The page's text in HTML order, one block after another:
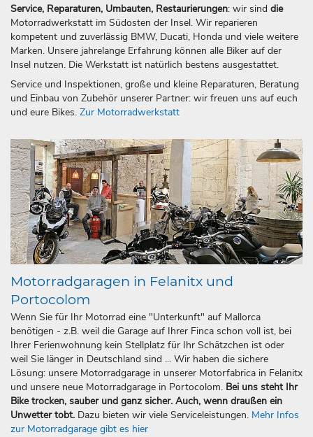
Service, Reparaturen, Umbauten, Restaurierungen: wir sind die
Motorradwerkstatt im Südosten der Insel. Wir reparieren
kompetent und zuverlässig BMW, Ducati, Honda und viele weitere
Marken. Unsere jahrelange Erfahrung können alle Biker auf der
Insel nutzen. Die Werkstatt ist natürlich bestens ausgestattet.
Service und Inspektionen, große und kleine Reparaturen, Beratung
und Einbau von Zubehör unserer Partner: wir freuen uns auf euch
und eure Bikes. Zur Motorradwerkstatt
Motorradgaragen in Felanitx und
Portocolom
Wenn Sie für Ihr Motorrad eine "Unterkunft" auf Mallorca
benötigen - z.B. weil die Garage auf Ihrer Finca schon voll ist, bei
Ihrer Ferienwohnung kein Stellplatz für Ihr Schätzchen ist oder
weil Sie länger in Deutschland sind ... Wir haben die sichere
Lösung: unsere Motorradgarage in unserer Motorfabrica in Felanitx
und unsere neue Motorradgarage in Portocolom. Bei uns steht Ihr
Bike trocken, sauber und ganz sicher. Auch, wenn draußen ein
Unwetter tobt. Dazu bieten wir viele Serviceleistungen. Mehr Infos
zur Motorradgarage gibt es hier